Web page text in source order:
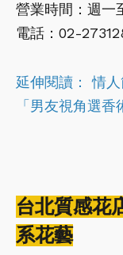
營業時間：週一
電話：02-
延伸閱讀：情
「男友視角選
台北質感
系花藝